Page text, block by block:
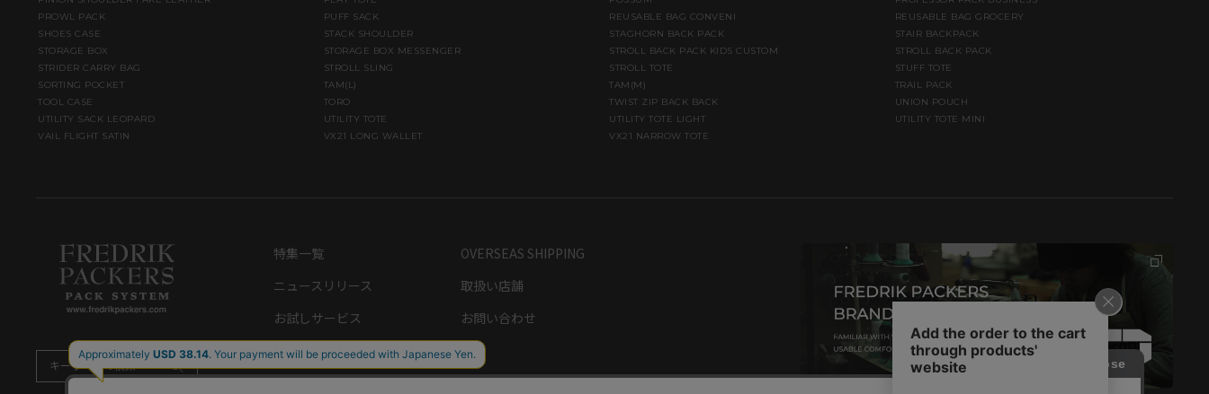
PROWL PACK
PUFF SACK REUSABLE BAG CONVENI
REUSABLE BAG GROCERY
SHOES CASE
STACK SHOULDER STAGHORN BACK PACK
STAIR BACKPACK
STORAGE BOX
STORAGE BOX MESSENGER STROLL BACK PACK KIDS CUSTOM
STROLL BACK PACK
STRIDER CARRY BAG
STROLL SLING STROLL TOTE
STUFF TOTE
SORTING POCKET
TAM(L) TAM(M)
TRAIL PACK
TOOL CASE
TORO TWIST ZIP BACK BACK
UNION POUCH
UTILITY SACK LEOPARD
UTILITY TOTE UTILITY TOTE LIGHT
UTILITY TOTE MINI
VAIL FLIGHT SATIN
VX21 LONG WALLET VX21 NARROW TOTE
特集一覧
ニュースリリース
お試しサービス
ショッピングガイド
OVERSEAS SHIPPING
取扱い店舗
お問い合わせ